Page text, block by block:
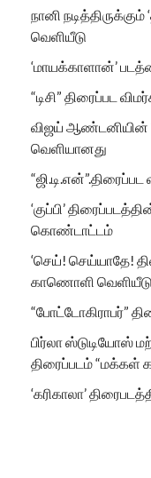
நானி
வெளியீடு
‘மாயக்காளான்’
“டிசி” திரைப்பட
விஜய் ஆண்டனியின்
வெளியானது
‘குப்பி’
கொண்டாட்டம்
‘செய்! செய்யாதே!
காணொளி வெளியீடு
“போட்டோகிராபர்”
பிர்லா ஸ்டுடியோஸ்
திரைப்படம் “மக்கள்
‘கரிகாலா’